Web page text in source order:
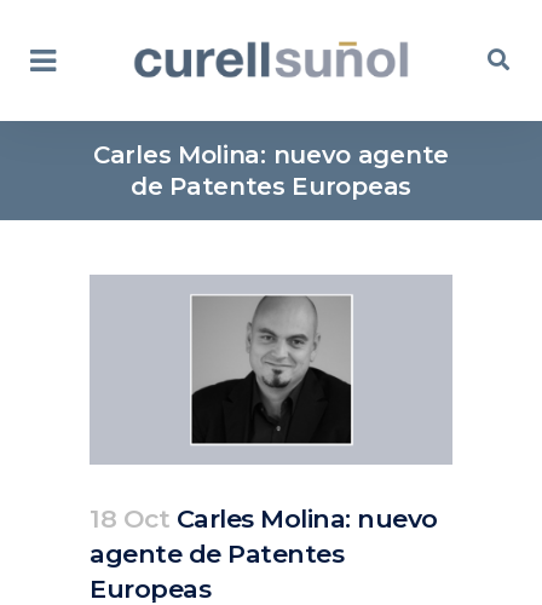
Carles Molina: nuevo agente
de Patentes Europeas
18 Oct Carles Molina: nuevo
agente de Patentes
Europeas